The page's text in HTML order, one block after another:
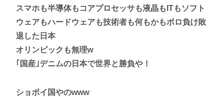
スマホも半導体もコアプロセッサも液晶もITもソフト
ウェアもハードウェアも技術者も何もかもボロ負け敗
退した日本
オリンピックも無理w
｢国産｣デニムの日本で世界と勝負や！
ショボイ国やのwww